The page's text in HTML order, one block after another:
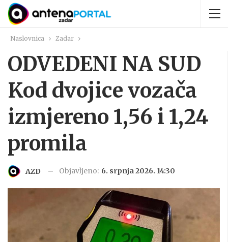
Naslovnica Zadar
ODVEDENI NA SUD
Kod dvojice vozača
izmjereno 1,56 i 1,24
promila
AZD Objavljeno: 6. srpnja 2026. 14:30